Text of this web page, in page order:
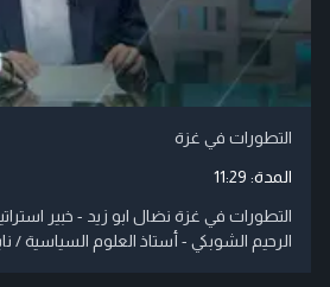
التطورات في غزة
المدة: 11:29
التطورات في غزة نضال ابو زيد - خبير
الرحيم الشوبكي - أستاذ العلوم السياسية /